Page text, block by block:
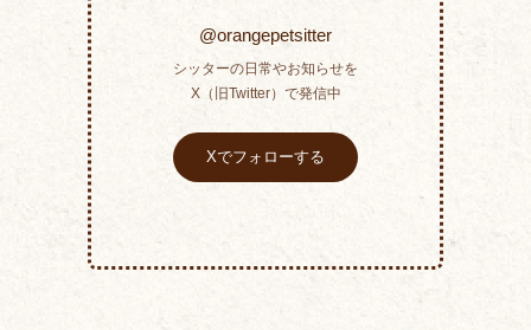
@orangepetsitter
シッターの日常やお知らせを
X（旧Twitter）で発信中
Xでフォローする